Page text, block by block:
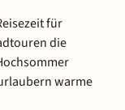
für
die
warme